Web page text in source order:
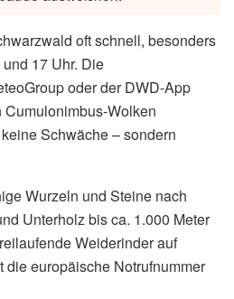
oft schnell, besonders
17 Uhr. Die
oder der DWD-App
Wolken
Schwäche – sondern
Wurzeln und Steine nach
Unterholz bis ca. 1.000 Meter
Weiderinder auf
die europäische Notrufnummer